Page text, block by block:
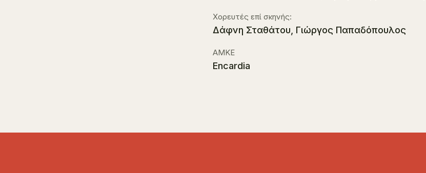
Χορευτές επί σκηνής:
Δάφνη Σταθάτου, Γιώργος Παπαδόπουλος
ΑΜΚΕ
Encardia